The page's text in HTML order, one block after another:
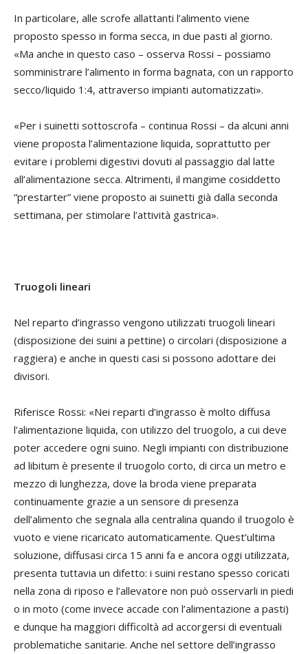
In particolare, alle scrofe allattanti l’alimento viene
proposto spesso in forma secca, in due pasti al giorno.
«Ma anche in questo caso – osserva Rossi – possiamo
somministrare l’alimento in forma bagnata, con un rapporto
secco/liquido 1:4, attraverso impianti automatizzati».
«Per i suinetti sottoscrofa – continua Rossi – da alcuni anni
viene proposta l’alimentazione liquida, soprattutto per
evitare i problemi digestivi dovuti al passaggio dal latte
all’alimentazione secca. Altrimenti, il mangime cosiddetto
“prestarter” viene proposto ai suinetti già dalla seconda
settimana, per stimolare l’attività gastrica».
Truogoli lineari
Nel reparto d’ingrasso vengono utilizzati truogoli lineari
(disposizione dei suini a pettine) o circolari (disposizione a
raggiera) e anche in questi casi si possono adottare dei
divisori.
Riferisce Rossi: «Nei reparti d’ingrasso è molto diffusa
l’alimentazione liquida, con utilizzo del truogolo, a cui deve
poter accedere ogni suino. Negli impianti con distribuzione
ad libitum è presente il truogolo corto, di circa un metro e
mezzo di lunghezza, dove la broda viene preparata
continuamente grazie a un sensore di presenza
dell’alimento che segnala alla centralina quando il truogolo è
vuoto e viene ricaricato automaticamente. Quest’ultima
soluzione, diffusasi circa 15 anni fa e ancora oggi utilizzata,
presenta tuttavia un difetto: i suini restano spesso coricati
nella zona di riposo e l’allevatore non può osservarli in piedi
o in moto (come invece accade con l’alimentazione a pasti)
e dunque ha maggiori difficoltà ad accorgersi di eventuali
problematiche sanitarie. Anche nel settore dell’ingrasso